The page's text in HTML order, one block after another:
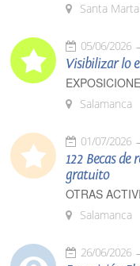
Santa
05/06/2026
Visibilizar lo
Salamanca
01/07/2026
122 Becas
gratuito
OTRAS
Salamanca
26/06/2026